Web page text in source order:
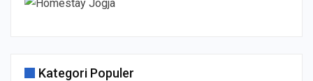
Kategori Populer